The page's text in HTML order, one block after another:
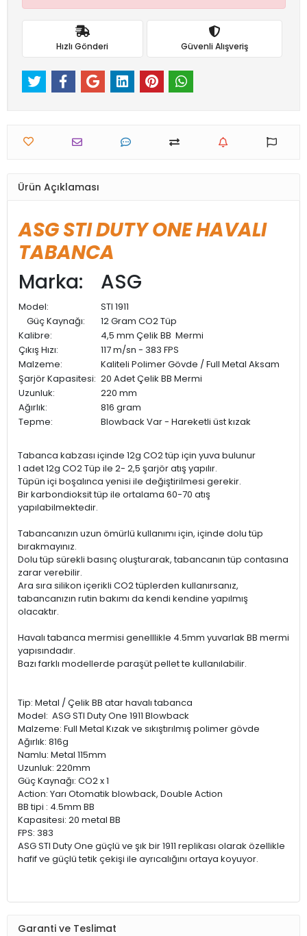
Hızlı Gönderi Güvenli Alışveriş
Ürün Açıklaması
ASG STI DUTY ONE HAVALI
TABANCA
Marka:
ASG
Model:
STI 1911
Güç Kaynağı:
12 Gram CO2 Tüp
Kalibre:
4,5 mm Çelik BB Mermi
Çıkış Hızı:
117 m/sn - 383 FPS
Malzeme:
Kaliteli Polimer Gövde / Full Metal Aksam
Şarjör Kapasitesi: 20 Adet Çelik BB Mermi
Uzunluk:
220 mm
Ağırlık:
816 gram
Tepme:
Blowback Var - Hareketli üst kızak
Tabanca kabzası içinde 12g CO2 tüp için yuva bulunur
1 adet 12g CO2 Tüp ile 2- 2,5 şarjör atış yapılır.
Tüpün içi boşalınca yenisi ile değiştirilmesi gerekir.
Bir karbondioksit tüp ile ortalama 60-70 atış
yapılabilmektedir.
Tabancanızın uzun ömürlü kullanımı için, içinde dolu tüp
bırakmayınız.
Dolu tüp sürekli basınç oluşturarak, tabancanın tüp contasına
zarar verebilir.
Ara sıra silikon içerikli CO2 tüplerden kullanırsanız,
tabancanızın rutin bakımı da kendi kendine yapılmış
olacaktır.
Havalı tabanca mermisi genelllikle 4.5mm yuvarlak BB mermi
yapısındadır.
Bazı farklı modellerde paraşüt pellet te kullanılabilir.
Tip: Metal / Çelik BB atar havalı tabanca
Model: ASG STI Duty One 1911 Blowback
Malzeme: Full Metal Kızak ve sıkıştırılmış polimer gövde
Ağırlık: 816g
Namlu: Metal 115mm
Uzunluk: 220mm
Güç Kaynağı: CO2 x 1
Action: Yarı Otomatik blowback, Double Action
BB tipi : 4.5mm BB
Kapasitesi: 20 metal BB
FPS: 383
ASG STI Duty One güçlü ve şık bir 1911 replikası olarak özellikle
hafif ve güçlü tetik çekişi ile ayrıcalığını ortaya koyuyor.
Garanti ve Teslimat